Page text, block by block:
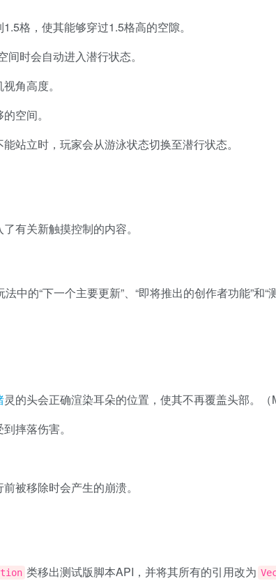
格，使其能够穿过1.5格高的空隙。
时会自动进入潜行状态。
角高度。
空间。
站立时，玩家会从游泳状态切换至潜行状态。
有关新触摸控制的内容。
中的“下一个主要更新”、“即将推出的创作者功能”和“
灵的头会正确渲染耳朵的位置，使其不再覆盖头部。（
摔落伤害。
被移除时会产生的崩溃。
类移出测试版脚本API，并将其所有的引用改为